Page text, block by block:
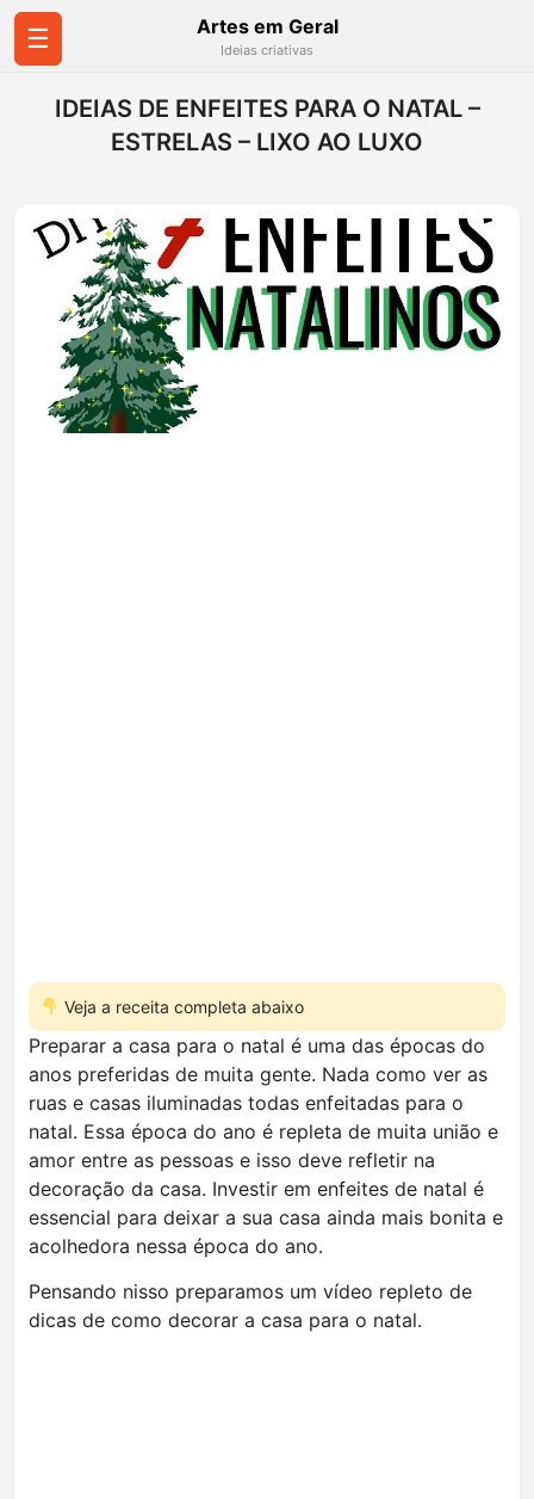
☰ Artes em Geral
Ideias criativas
IDEIAS DE ENFEITES PARA O NATAL –
ESTRELAS – LIXO AO LUXO
Veja a receita completa abaixo
Preparar a casa para o natal é uma das épocas do
anos preferidas de muita gente. Nada como ver as
ruas e casas iluminadas todas enfeitadas para o
natal. Essa época do ano é repleta de muita união e
amor entre as pessoas e isso deve refletir na
decoração da casa. Investir em enfeites de natal é
essencial para deixar a sua casa ainda mais bonita e
acolhedora nessa época do ano.
Pensando nisso preparamos um vídeo repleto de
dicas de como decorar a casa para o natal.